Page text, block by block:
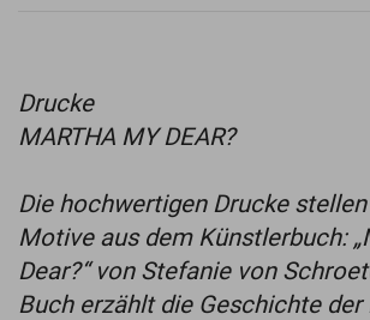
Drucke
MARTHA MY DEAR?
Die hochwertigen Drucke
Motive aus dem Künstlerbuch:
Dear?“ von Stefanie von
Buch erzählt die Geschichte der